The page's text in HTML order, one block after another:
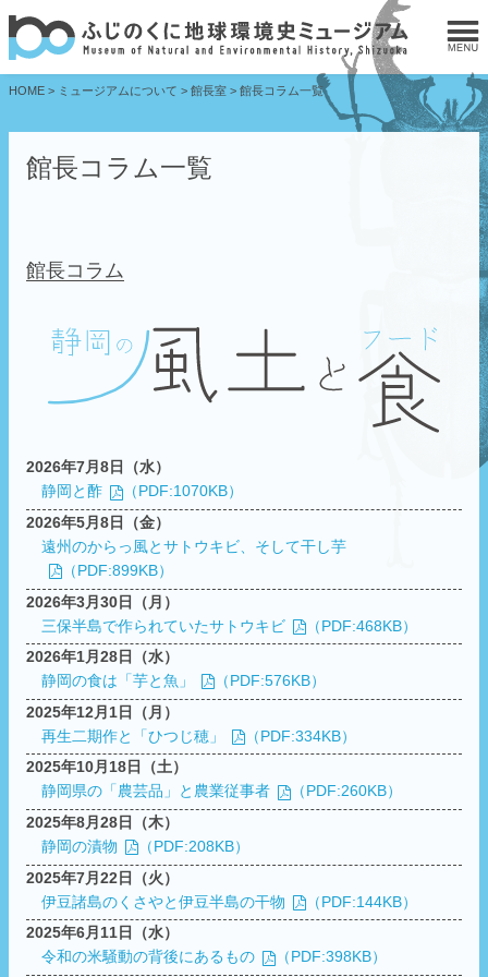
HOME > ミュージアムについて > 館長室 > 館長コラム一覧
館長コラム一覧
館長コラム
2026年7月8日（水）
静岡と酢
（PDF:1070KB）
2026年5月8日（金）
遠州のからっ風とサトウキビ、そして干し芋
（PDF:899KB）
2026年3月30日（月）
三保半島で作られていたサトウキビ
（PDF:468KB）
2026年1月28日（水）
静岡の食は「芋と魚」
（PDF:576KB）
2025年12月1日（月）
再生二期作と「ひつじ穂」
（PDF:334KB）
2025年10月18日（土）
静岡県の「農芸品」と農業従事者
（PDF:260KB）
2025年8月28日（木）
静岡の漬物
（PDF:208KB）
2025年7月22日（火）
伊豆諸島のくさやと伊豆半島の干物
（PDF:144KB）
2025年6月11日（水）
令和の米騒動の背後にあるもの
（PDF:398KB）